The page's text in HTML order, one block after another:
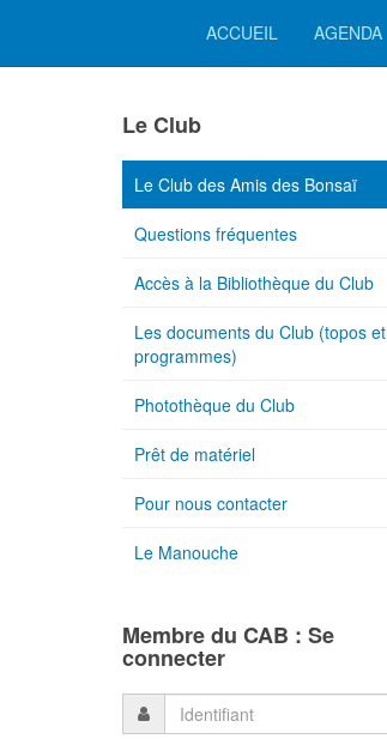
ACCUEIL AGENDA
Le Club
Le Club des Amis des Bonsaï
Questions fréquentes
Accès à la Bibliothèque du Club
Les documents du Club (topos et
programmes)
Photothèque du Club
Prêt de matériel
Pour nous contacter
Le Manouche
Membre du CAB : Se
connecter